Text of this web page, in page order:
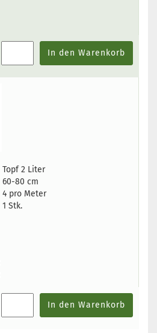
In den Warenkorb
Topf 2 Liter
60-80 cm
4 pro Meter
1 Stk.
In den Warenkorb